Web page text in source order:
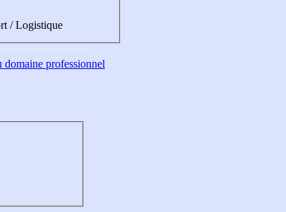
/ Logistique
professionnel